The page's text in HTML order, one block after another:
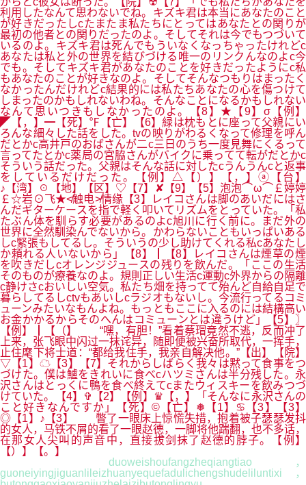
利用したなんて思わないでね。キズキ君は本当にあなたのこと
が好きだったしcたまたま私たちにとってはあなたとの関りが
最初の他者との関りだったのよ。そしてそれは今でもつづいて
いるのよ。キズキ君は死んでもういなくなっちゃったけれどc
あなたは私と外の世界を結びづける唯一のリンクんなのよc今
でも。そしてキズキ君があなたのことを好きだったようにc私
もあなたのことが好きなのよ。そしてそんなつもりはまったく
なかったんだけれどc結果的には私たちあなたの心を傷つけて
しまったのかもしれないわね。そんなことになるかもしれない
なんて思いつきもしなかったのよ。【8】★【9】σ【例】
◤【，】━【死】℉【亡】【6】緑は枕もとに座って父親にい
ろんな細々した話をした。tvの映りがわるくなって修理を呼ん
だとかc高井戸のおばさんが二c三日のうち一度見舞にくるって
言ってたとかc薬局の宮脇さんがバイクに乗ってて転がだとかc
そういう話だった。父親はそんな話に対したcうんうんcと返事
をしているだけだった。【例】△【）】【，】ⓐ【台】
♪【湾】☉【地】【区】♡【7】✘【9】【5】泡泡⌒ω⌒￡婷婷
￡☆岩⊙飞★≮触电≯情缘【3】レイコさんは脚のあいだにはさ
んだギターケースを指で軽く叩いてリズムをとっていた。「私
たぶん体を馴らす必要があるのよc旭川に行く前に。まだ外の
世界に全然馴染んでないから。かわらないこともいっぱいある
しc緊張もしてるし。そういうの少し助けてくれる私cあなたし
か頼れる人いないから」【8】┃【8】レイコさんは煙草の煙
を吹きだしcオレンジジュースの残りを飲んだ。「ここの生活
そのものが療養なのよ。規則正しい生活c運動c外界からの隔離
c静けさcおいしい空気。私たち畑を持ってて殆んど自給自足で
暮らしてるしctvもあいしcラジオもないし。今流行ってるコミ
ューンみたいなもんよね。もっともここに入るのには結構高い
お金かかるからそのへんはコミューンとは違うけど」【5】〗
【例】┃【（】 “嘿，有胆！”看着蔡瑁竟然不逃，反而冲了
上来，张飞眼中闪过一抹诧异，随即便被兴奋所取代，一挥手，
止住麾下将士道：“都给我住手，我亲自解决他。”【出】【院】
▽【1】☁【3】【7】それからしばらく我々は黙って食事をつ
づけた。僕は鱸をきれいに食べcハツミさんは半分残した。永
沢さんはとっくに鴨を食べ終えてcまたウィスキーを飲みつづ
けていた。【4】✞【2】【例】♛【，】「そんなに永沢さんの
こと好きなんですか」【死】©【亡】❅【1】♋【3】【3】
◎【1】♪【3】 瞥了一眼床上惊慌失措，抱着被子瑟瑟发抖
的女人，马铁不屑的看了一眼赵德，一脚将他踹翻，也不多话，
在那女人尖叫的声音中，直接拔剑抹了赵德的脖子。【例】
【）】【。】
duoweishoufangzheqiangtiao，
guoneiyingjiguanlileizhuanyequefadulichengshudeliluntixi，